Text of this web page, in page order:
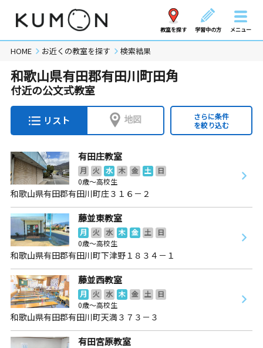
教室を探す 学習中の方 メニュー
HOME お近くの教室を探す 検索結果
和歌山県有田郡有田川町田角
付近の公文式教室
リスト 地図
さらに条件
を絞り込む
有田庄教室
月 火 水 木 金 土
日
0歳～高校生
和歌山県有田郡有田川町庄３１６－２
藤並東教室
月 火 水 木 金 土
日
0歳～高校生
和歌山県有田郡有田川町下津野１８３４－１
藤並西教室
月 火 水 木 金 土
日
0歳～高校生
和歌山県有田郡有田川町天満３７３－３
有田宮原教室